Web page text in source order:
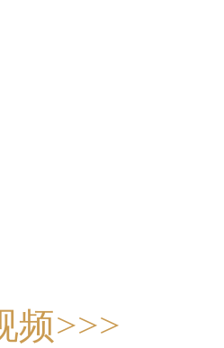
频>>>